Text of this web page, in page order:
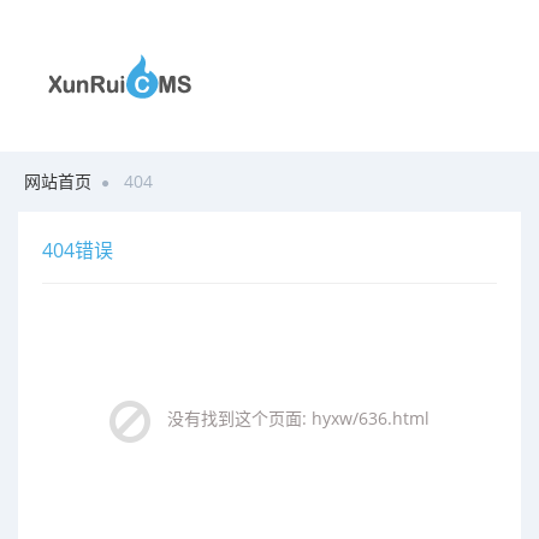
网站首页 404
404错误
没有找到这个页面: hyxw/636.html